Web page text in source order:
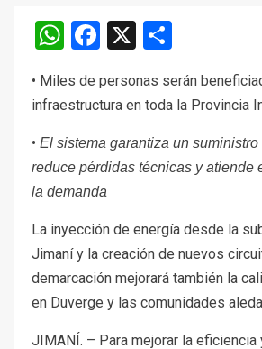
WhatsApp
Facebook
X
• Miles de personas serán
infraestructura en toda la Provincia
• El sistema garantiza un
reduce pérdidas técnicas y atiende
la demanda
La inyección de energía desde la
Jimaní y la creación de nuevos
demarcación mejorará también la
en Duverge y las comunidades
JIMANÍ. – Para mejorar la eficiencia